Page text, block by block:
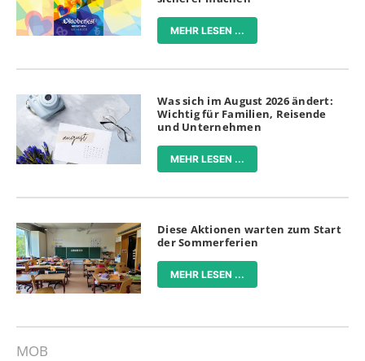
MEHR LESEN ...
Was sich im August 2026 ändert:
Wichtig für Familien, Reisende
und Unternehmen
MEHR LESEN ...
Diese Aktionen warten zum Start
der Sommerferien
MEHR LESEN ...
MOB